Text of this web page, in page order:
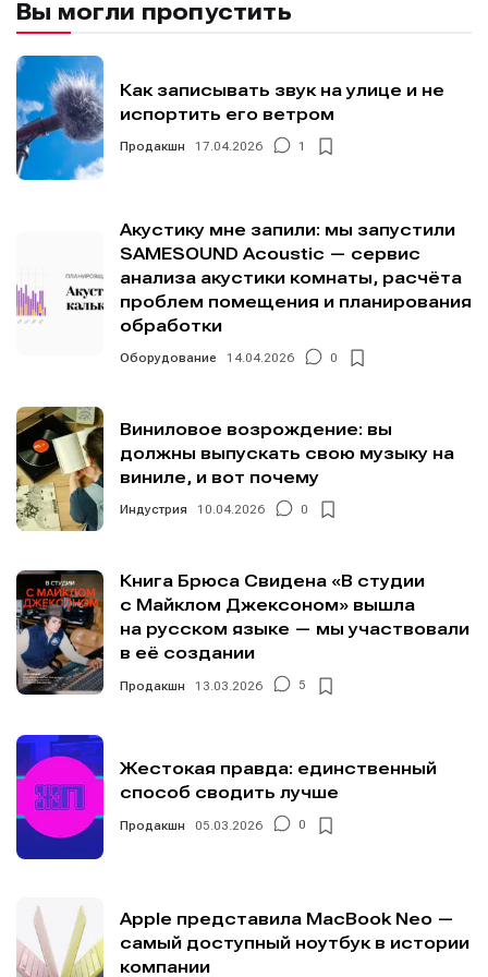
Информация
Редакционная политика (в разработке)
Предложение новостей Помощь проекту
Информация
Редакционная политика (в разработке)
Предложение новостей Помощь проекту
Вы могли пропустить
Как записывать звук на улице и не
испортить его ветром
Продакшн 17.04.2026 1
Акустику мне запили: мы запустили
SAMESOUND Acoustic — сервис
анализа акустики комнаты, расчёта
проблем помещения и планирования
обработки
Оборудование 14.04.2026 0
Виниловое возрождение: вы
должны выпускать свою музыку на
виниле, и вот почему
Индустрия 10.04.2026 0
Книга Брюса Свидена «В студии
с Майклом Джексоном» вышла
на русском языке — мы участвовали
в её создании
Продакшн 13.03.2026 5
Жестокая правда: единственный
способ сводить лучше
Продакшн 05.03.2026 0
Apple представила MacBook Neo —
самый доступный ноутбук в истории
компании